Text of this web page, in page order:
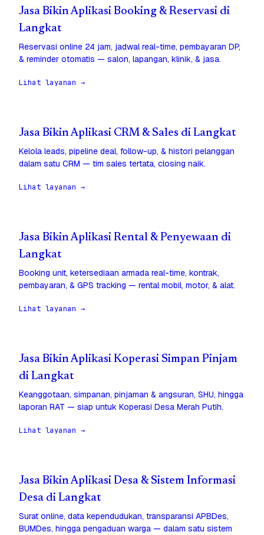
Jasa Bikin Aplikasi Booking & Reservasi di
Langkat
Reservasi online 24 jam, jadwal real-time, pembayaran DP,
& reminder otomatis — salon, lapangan, klinik, & jasa.
Lihat layanan →
Jasa Bikin Aplikasi CRM & Sales di Langkat
Kelola leads, pipeline deal, follow-up, & histori pelanggan
dalam satu CRM — tim sales tertata, closing naik.
Lihat layanan →
Jasa Bikin Aplikasi Rental & Penyewaan di
Langkat
Booking unit, ketersediaan armada real-time, kontrak,
pembayaran, & GPS tracking — rental mobil, motor, & alat.
Lihat layanan →
Jasa Bikin Aplikasi Koperasi Simpan Pinjam
di Langkat
Keanggotaan, simpanan, pinjaman & angsuran, SHU, hingga
laporan RAT — siap untuk Koperasi Desa Merah Putih.
Lihat layanan →
Jasa Bikin Aplikasi Desa & Sistem Informasi
Desa di Langkat
Surat online, data kependudukan, transparansi APBDes,
BUMDes, hingga pengaduan warga — dalam satu sistem